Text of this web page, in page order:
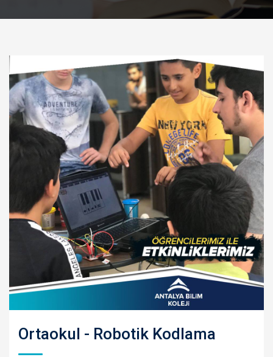
Ortaokul - Robotik Kodlama